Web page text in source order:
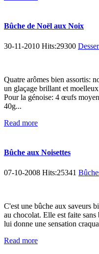
Bûche de Noël aux Noix
30-11-2010 Hits:29300
Quatre arômes bien assortis:
un glaçage brillant et
Pour la génoise: 4 œufs
40g...
Read more
Bûche aux Noisettes
07-10-2008 Hits:25341
C'est une bûche aux saveurs
au chocolat. Elle est faite
lui donne une sensation
Read more